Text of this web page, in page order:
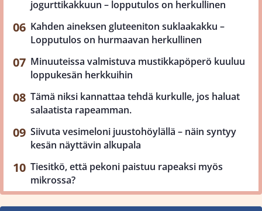
jogurttikakkuun – lopputulos on herkullinen
Kahden aineksen gluteeniton suklaakakku –
Lopputulos on hurmaavan herkullinen
Minuuteissa valmistuva mustikkapöperö kuuluu
loppukesän herkkuihin
Tämä niksi kannattaa tehdä kurkulle, jos haluat
salaatista rapeamman.
Siivuta vesimeloni juustohöylällä – näin syntyy
kesän näyttävin alkupala
Tiesitkö, että pekoni paistuu rapeaksi myös
mikrossa?